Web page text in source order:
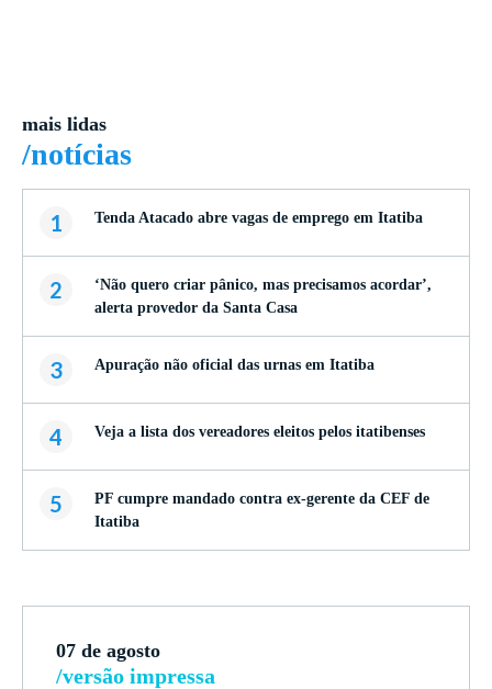
mais lidas
/notícias
1 Tenda Atacado abre vagas de emprego em Itatiba
2
‘Não quero criar pânico, mas precisamos acordar’,
alerta provedor da Santa Casa
3 Apuração não oficial das urnas em Itatiba
4 Veja a lista dos vereadores eleitos pelos itatibenses
5
PF cumpre mandado contra ex-gerente da CEF de
Itatiba
07 de agosto
/versão impressa